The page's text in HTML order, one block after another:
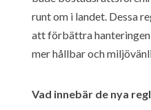
runt om i landet. Dessa
att förbättra
mer hållbar och
Vad innebär de nya